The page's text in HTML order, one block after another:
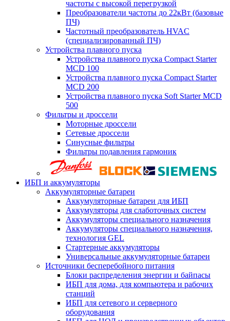
частоты с высокой перегрузкой
Преобразователи частоты до 22кВт (базовые
ПЧ)
Частотный преобразователь HVAC
(специализированный ПЧ)
Устройства плавного пуска
Устройства плавного пуска Compact Starter
MCD 100
Устройства плавного пуска Compact Starter
MCD 200
Устройства плавного пуска Soft Starter MCD
500
Фильтры и дроссели
Моторные дроссели
Сетевые дроссели
Синусные фильтры
Фильтры подавления гармоник
ИБП и аккумуляторы
Аккумуляторные батареи
Аккумуляторные батареи для ИБП
Аккумуляторы для слаботочных систем
Аккумуляторы специального назначения
Аккумуляторы специального назначения,
технология GEL
Стартерные аккумуляторы
Универсальные аккумуляторные батареи
Источники бесперебойного питания
Блоки распределения энергии и байпасы
ИБП для дома, для компьютера и рабочих
станций
ИБП для сетевого и серверного
оборудования